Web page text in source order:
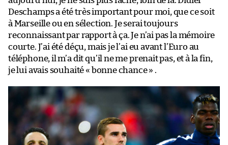
Deschamps a été très important pour moi, que ce soit
à Marseille ou en sélection. Je serai toujours
reconnaissant par rapport à ça. Je n’ai pas la mémoire
courte. J’ai été déçu, mais je l’ai eu avant l’Euro au
téléphone, il m’a dit qu’il ne me prenait pas, et à la fin,
je lui avais souhaité « bonne chance » .